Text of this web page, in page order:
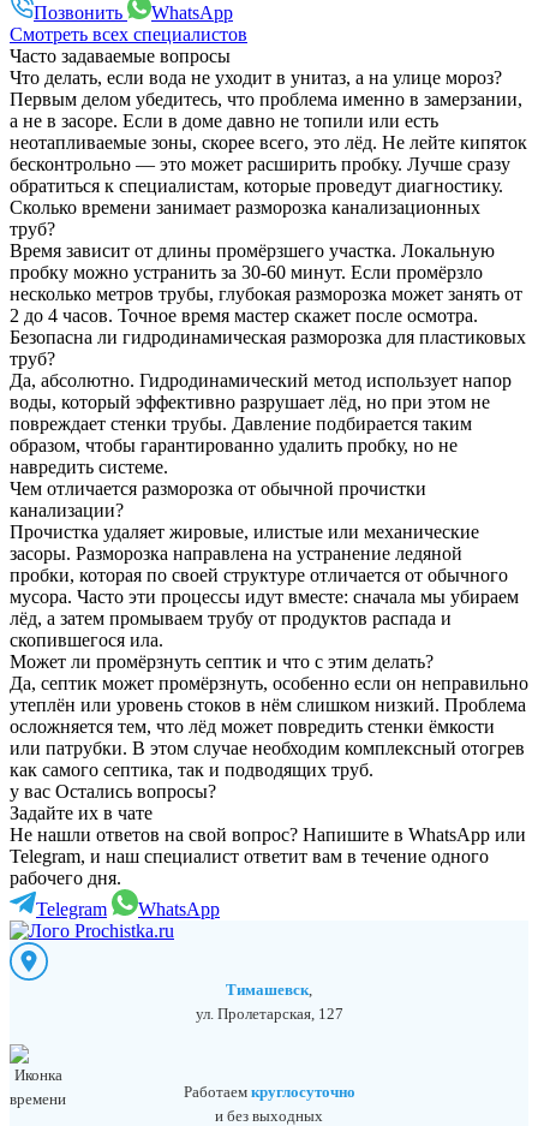
Позвонить
WhatsApp
Смотреть всех специалистов
Часто задаваемые вопросы
Что делать, если вода не уходит в унитаз, а на улице мороз?
Первым делом убедитесь, что проблема именно в замерзании,
а не в засоре. Если в доме давно не топили или есть
неотапливаемые зоны, скорее всего, это лёд. Не лейте кипяток
бесконтрольно — это может расширить пробку. Лучше сразу
обратиться к специалистам, которые проведут диагностику.
Сколько времени занимает разморозка канализационных
труб?
Время зависит от длины промёрзшего участка. Локальную
пробку можно устранить за 30-60 минут. Если промёрзло
несколько метров трубы, глубокая разморозка может занять от
2 до 4 часов. Точное время мастер скажет после осмотра.
Безопасна ли гидродинамическая разморозка для пластиковых
труб?
Да, абсолютно. Гидродинамический метод использует напор
воды, который эффективно разрушает лёд, но при этом не
повреждает стенки трубы. Давление подбирается таким
образом, чтобы гарантированно удалить пробку, но не
навредить системе.
Чем отличается разморозка от обычной прочистки
канализации?
Прочистка удаляет жировые, илистые или механические
засоры. Разморозка направлена на устранение ледяной
пробки, которая по своей структуре отличается от обычного
мусора. Часто эти процессы идут вместе: сначала мы убираем
лёд, а затем промываем трубу от продуктов распада и
скопившегося ила.
Может ли промёрзнуть септик и что с этим делать?
Да, септик может промёрзнуть, особенно если он неправильно
утеплён или уровень стоков в нём слишком низкий. Проблема
осложняется тем, что лёд может повредить стенки ёмкости
или патрубки. В этом случае необходим комплексный отогрев
как самого септика, так и подводящих труб.
у вас Остались вопросы?
Задайте их в чате
Не нашли ответов на свой вопрос? Напишите в WhatsApp или
Telegram, и наш специалист ответит вам в течение одного
рабочего дня.
Telegram
WhatsApp
Тимашевск
ул. Пролетарская, 127
Работаем круглосуточно
и без выходных